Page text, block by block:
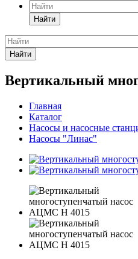
Найти
Найти
Вертикальный
Главная
Каталог
Насосы и насосные
Насосы "Линас"